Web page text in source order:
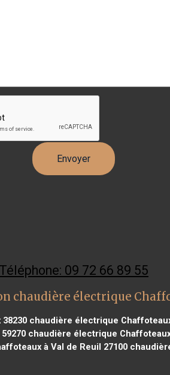
Téléphone: 09 72 66 89 55
chaudière électrique
chaudière électrique
chaudière électrique
à Val de Reuil 27100